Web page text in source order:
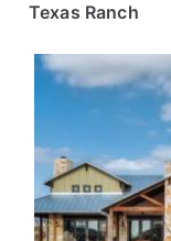
Texas Ranch